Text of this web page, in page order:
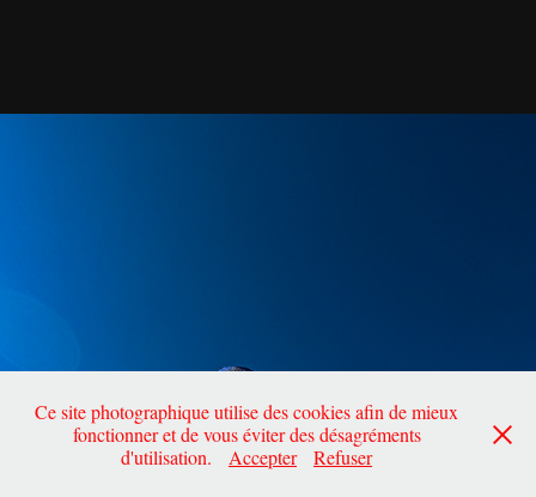
Ce site photographique utilise des cookies afin de mieux
fonctionner et de vous éviter des désagréments
d'utilisation.
Accepter Refuser